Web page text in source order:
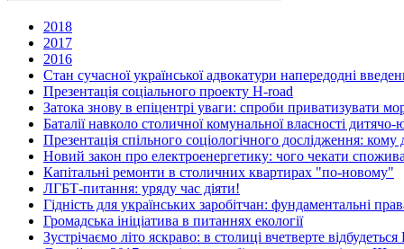
2018
2017
2016
Стан сучасної української адвокатури напередодні
Презентація соціального проекту H-road
Затока знову в епіцентрі уваги: спроби приватизувати
Баталії навколо столичної комунальної власності
Презентація спільного соціологічного дослідження: кому
Новий закон про електроенергетику: чого чекати
Капітальні ремонти в столичних квартирах "по-новому"
ЛГБТ-питання: уряду час діяти!
Гідність для українських заробітчан: фундаментальні
Громадська ініціатива в питаннях екології
Зустрічаємо літо яскраво: в столиці вчетверте